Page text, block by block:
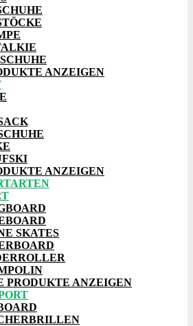
ANZEIGEN
ANZEIGEN
SKATES
PRODUKTE ANZEIGEN